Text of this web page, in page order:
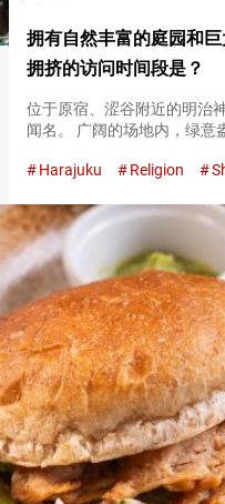
拥有自然丰富的庭园和
拥挤的访问时间段是？
位于原宿、涩谷附近的明治
闻名。 广阔的场地内，绿意
很多看点！ 明治神宫内不仅
Harajuku Religion